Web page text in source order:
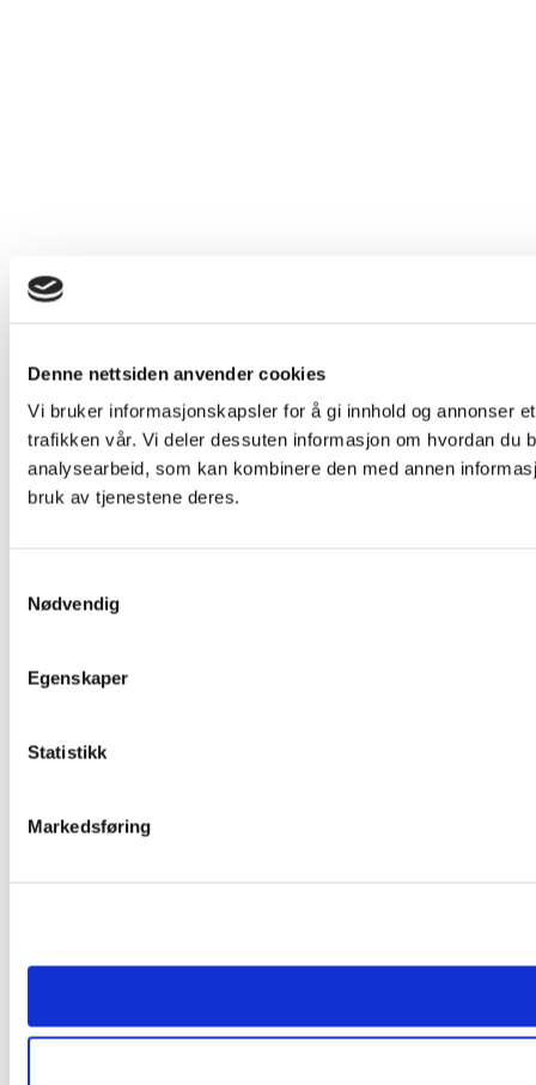
Denne nettsiden anvender cookies
Vi bruker informasjonskapsler for å gi innhold og annonser
trafikken vår. Vi deler dessuten informasjon om hvordan du
analysearbeid, som kan kombinere den med annen
bruk av tjenestene deres.
Nødvendig
Egenskaper
Statistikk
Markedsføring